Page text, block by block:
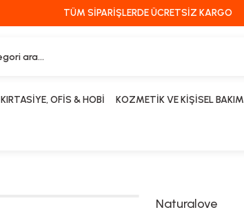
TÜM SİPARİŞLERDE ÜCRETSİZ KARGO
KIRTASİYE, OFİS & HOBİ KOZMETİK VE KİŞİSEL BAKIM
Naturalove